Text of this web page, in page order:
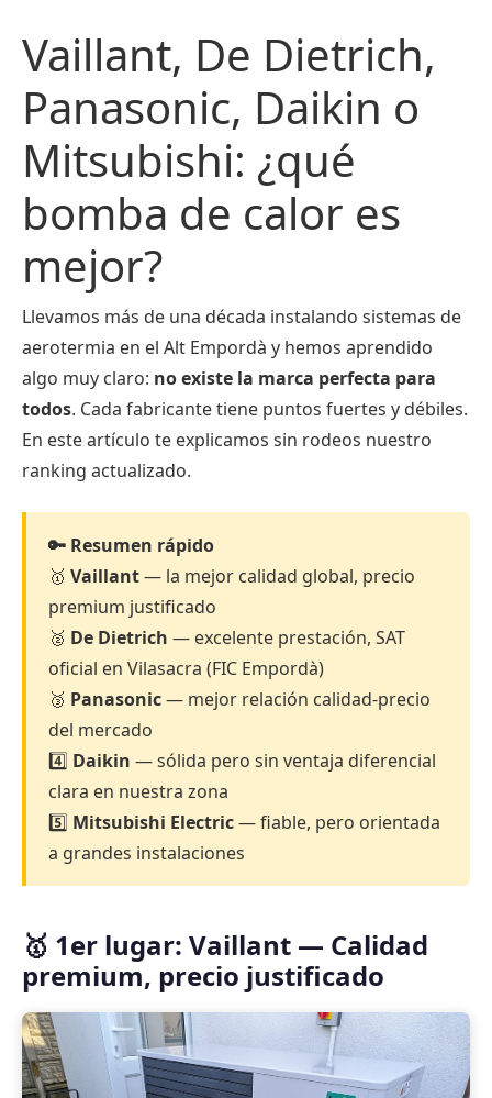
Vaillant, De Dietrich,
Panasonic, Daikin o
Mitsubishi: ¿qué
bomba de calor es
mejor?
Llevamos más de una década instalando sistemas de
aerotermia en el Alt Empordà y hemos aprendido
algo muy claro: no existe la marca perfecta para
todos. Cada fabricante tiene puntos fuertes y débiles.
En este artículo te explicamos sin rodeos nuestro
ranking actualizado.
🔑 Resumen rápido
🥇 Vaillant— la mejor calidad global, precio
premium justificado
🥈 De Dietrich — excelente prestación, SAT
oficial en Vilasacra (FIC Empordà)
🥉 Panasonic— mejor relación calidad-precio
del mercado
4️⃣ Daikin — sólida pero sin ventaja diferencial
clara en nuestra zona
5️⃣ Mitsubishi Electric— fiable, pero orientada
a grandes instalaciones
🥇 1er lugar: Vaillant — Calidad
premium, precio justificado